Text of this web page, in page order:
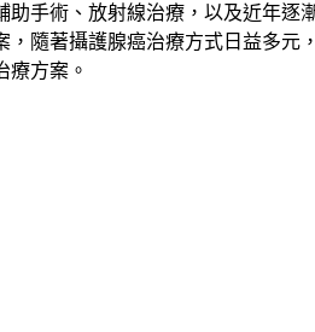
手術、放射線治療，以及近年
隨著攝護腺癌治療方式日益多元
療方案。